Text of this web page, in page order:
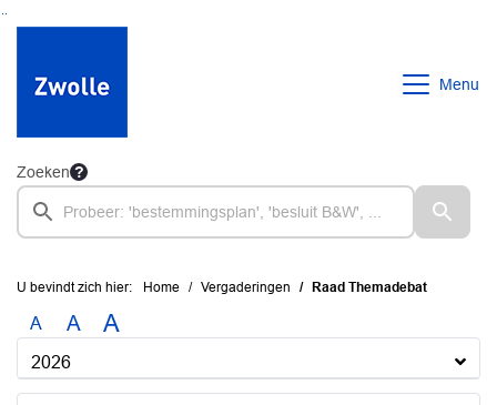
Ga naar de inhoud van deze pagina
Ga naar het zoeken
Ga naar het menu
Menu
Zoeken
U bevindt zich hier: Home Vergaderingen Raad Themadebat
A A A
2026